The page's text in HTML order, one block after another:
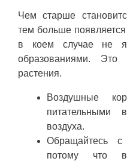
Чем старше
тем больше
в коем случае не
образованиями.
растения.
Воздушные
питательными
воздуха.
Обращайтесь
потому что